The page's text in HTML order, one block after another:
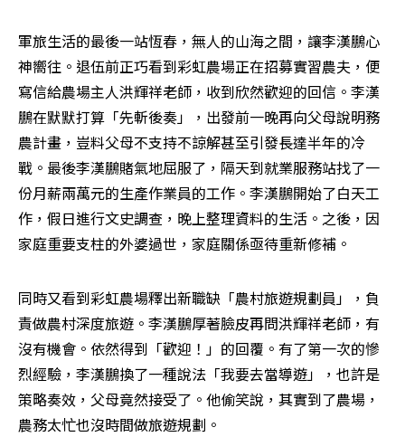
軍旅生活的最後一站恆春，無人的山海之間，讓李漢鵬心
神嚮往。退伍前正巧看到彩虹農場正在招募實習農夫，便
寫信給農場主人洪輝祥老師，收到欣然歡迎的回信。李漢
鵬在默默打算「先斬後奏」，出發前一晚再向父母說明務
農計畫，豈料父母不支持不諒解甚至引發長達半年的冷
戰。最後李漢鵬賭氣地屈服了，隔天到就業服務站找了一
份月薪兩萬元的生產作業員的工作。李漢鵬開始了白天工
作，假日進行文史調查，晚上整理資料的生活。之後，因
家庭重要支柱的外婆過世，家庭關係亟待重新修補。
同時又看到彩虹農場釋出新職缺「農村旅遊規劃員」，負
責做農村深度旅遊。李漢鵬厚著臉皮再問洪輝祥老師，有
沒有機會。依然得到「歡迎！」的回覆。有了第一次的慘
烈經驗，李漢鵬換了一種說法「我要去當導遊」，也許是
策略奏效，父母竟然接受了。他偷笑說，其實到了農場，
農務太忙也沒時間做旅遊規劃。